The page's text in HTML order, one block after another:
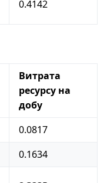
0.4142
Витрата
ресурсу на
добу
0.0817
0.1634